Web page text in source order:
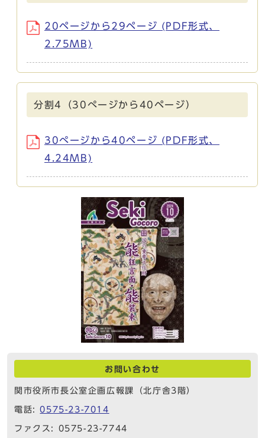
20ページから29ページ (PDF形式、
2.75MB)
分割4（30ぺージから40ページ）
30ぺージから40ページ (PDF形式、
4.24MB)
お問い合わせ
関市役所市長公室企画広報課（北庁舎3階）
電話:0575-23-7014
ファクス: 0575-23-7744